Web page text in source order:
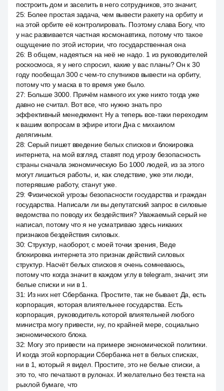
построить дом и заселить в него сотрудников, это значит,
25: Более простая задача, чем вывести ракету на орбиту и
на этой орбите её контролировать. Поэтому слава Богу, что
у нас развивается частная космонавтика, потому что такое
ощущение по этой истории, что государственная она
26: В общем, надеяться на неё не надо. 1 из руководителей
роскосмоса, я у него спросил, какие у вас планы? Он к 30
году пообещал 300 с чем-то спутников вывести на орбиту,
потому что у маска в то время уже было.
27: Больше 3000. Причём намного их уже никто тогда уже
давно не считал. Вот все, что нужно знать про
эффективный менеджмент. Ну а теперь все-таки переходим
к вашим вопросам в эфире итоги Дна с михаилом
делягиным.
28: Серый пишет введение белых списков и блокировка
интернета, на мой взгляд, ставят под угрозу безопасность
страны сначала экономическую Бо 1000 людей, из за этого
могут лишиться работы, и, как следствие, уже эти люди,
потерявшие работу, станут уже.
29: Физической угрозы безопасности государства и граждан
государства. Написали ли вы депутатский запрос в силовые
ведомства по поводу их бездействия? Уважаемый серый не
написал, потому что я не усматриваю здесь никаких
признаков бездействия силовых.
30: Структур, наоборот, с моей точки зрения, Веде
блокировка интернета это признак действий силовых
структур. Насчёт белых списков я очень сомневаюсь,
потому что когда значит в каждом углу в telegram, значит, эти
белые списки и ни в 1.
31: Из них нет Сбербанка. Простите, так не бывает. Да, есть
корпорация, которая влиятельнее государства. Есть
корпорация, руководитель которой влиятельней любого
министра могу привести, ну, по крайней мере, социально
экономического блока.
32: Могу это привести на примере экономической политики.
И когда этой корпорации Сбербанка нет в белых списках,
ни в 1, который я видел. Простите, это не белые списки, а
это то, что печатают в рулонах. И желательно без текста на
рыхлой бумаге, что